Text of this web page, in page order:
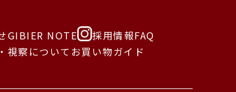
GIBIER NOTE 採用情報FAQ
視察について お買い物ガイド